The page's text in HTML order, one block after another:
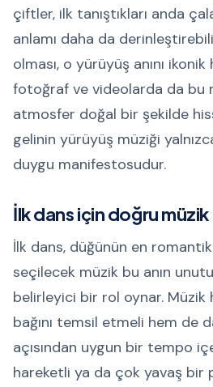
çiftler, ilk tanıştıkları anda
anlamı daha da
olması, o yürüyüş anını
fotoğraf ve videolarda da bu
atmosfer doğal bir şekilde
gelinin yürüyüş müziği
duygu manifestosudur.
İlk dans için doğru müzik
İlk dans, düğünün en
seçilecek müzik bu anın
belirleyici bir rol oynar.
bağını temsil etmeli hem de
açısından uygun bir tempo
hareketli ya da çok yavaş